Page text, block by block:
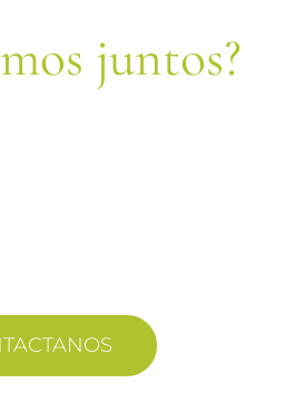
juntos?